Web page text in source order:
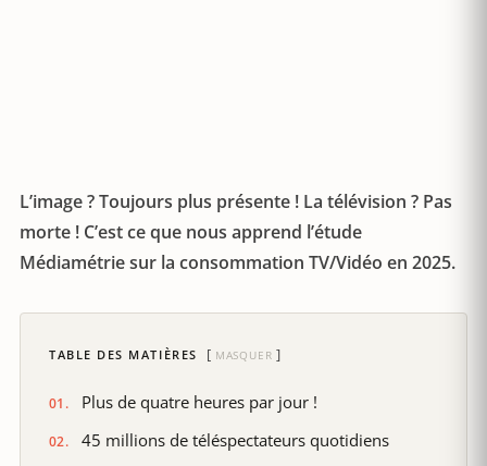
L’image ? Toujours plus présente ! La télévision ? Pas
morte ! C’est ce que nous apprend l’étude
Médiamétrie sur la consommation TV/Vidéo en 2025.
TABLE DES MATIÈRES MASQUER
Plus de quatre heures par jour !
45 millions de téléspectateurs quotidiens